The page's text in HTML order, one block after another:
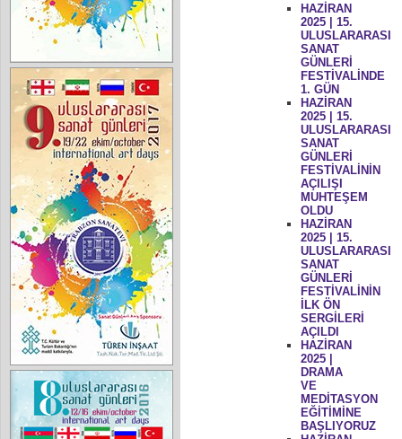
HAZİRAN
2025 | 15.
ULUSLARARASI
SANAT
GÜNLERİ
FESTİVALİNDE
1. GÜN
HAZİRAN
2025 | 15.
ULUSLARARASI
SANAT
GÜNLERİ
FESTİVALİNİN
AÇILIŞI
MUHTEŞEM
OLDU
HAZİRAN
2025 | 15.
ULUSLARARASI
SANAT
GÜNLERİ
FESTİVALİNİN
İLK ÖN
SERGİLERİ
AÇILDI
HAZİRAN
2025 |
DRAMA
VE
MEDİTASYON
EĞİTİMİNE
BAŞLIYORUZ